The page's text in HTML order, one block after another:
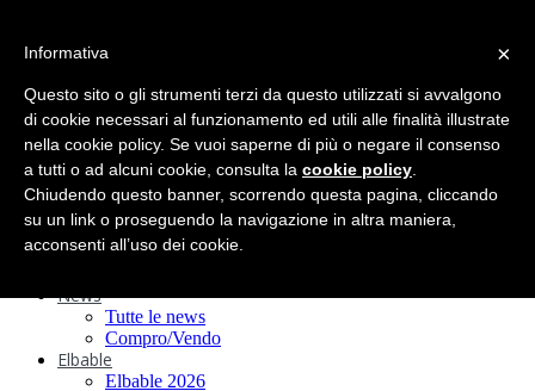
Circolo
Statuto e
Regolamenti
Storia
Ormeggi
Sede e Servizi
Attività
Safeguarding
News
Tutte le news
Compro/Vendo
Elbable
Elbable 2026
×
Informativa
Questo sito o gli strumenti terzi da questo utilizzati si avvalgono
di cookie necessari al funzionamento ed utili alle finalità illustrate
nella cookie policy. Se vuoi saperne di più o negare il consenso
a tutti o ad alcuni cookie, consulta la cookie policy
Chiudendo questo banner, scorrendo questa pagina, cliccando
su un link o proseguendo la navigazione in altra maniera,
acconsenti all’uso dei cookie.